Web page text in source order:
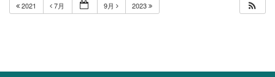
2021 7月 9月 2023